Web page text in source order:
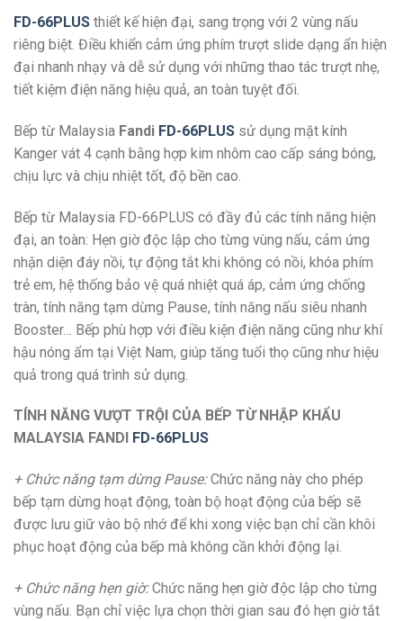
FD-66PLUS thiết kế hiện đại, sang trọng với 2 vùng nấu
riêng biệt. Điều khiển cảm ứng phím trượt slide dạng ẩn hiện
đại nhanh nhạy và dễ sử dụng với những thao tác trượt nhẹ,
tiết kiệm điện năng hiệu quả, an toàn tuyệt đối.
Bếp từ Malaysia Fandi FD-66PLUS sử dụng mặt kính
Kanger vát 4 cạnh bằng hợp kim nhôm cao cấp sáng bóng,
chịu lực và chịu nhiệt tốt, độ bền cao.
Bếp từ Malaysia FD-66PLUS có đầy đủ các tính năng hiện
đại, an toàn: Hẹn giờ độc lập cho từng vùng nấu, cảm ứng
nhận diện đáy nồi, tự động tắt khi không có nồi, khóa phím
trẻ em, hệ thống bảo vệ quá nhiệt quá áp, cảm ứng chống
tràn, tính năng tạm dừng Pause, tính năng nấu siêu nhanh
Booster… Bếp phù hợp với điều kiện điện năng cũng như khí
hậu nóng ẩm tại Việt Nam, giúp tăng tuổi thọ cũng như hiệu
quả trong quá trình sử dụng.
TÍNH NĂNG VƯỢT TRỘI CỦA BẾP TỪ NHẬP KHẨU
MALAYSIA FANDI
FD-66PLUS
+ Chức năng tạm dừng Pause:Chức năng này cho phép
bếp tạm dừng hoạt động, toàn bộ hoạt động của bếp sẽ
được lưu giữ vào bộ nhớ để khi xong việc bạn chỉ cần khôi
phục hoạt động của bếp mà không cần khởi động lại.
+ Chức năng hẹn giờ:Chức năng hẹn giờ độc lập cho từng
vùng nấu. Bạn chỉ việc lựa chọn thời gian sau đó hẹn giờ tắt